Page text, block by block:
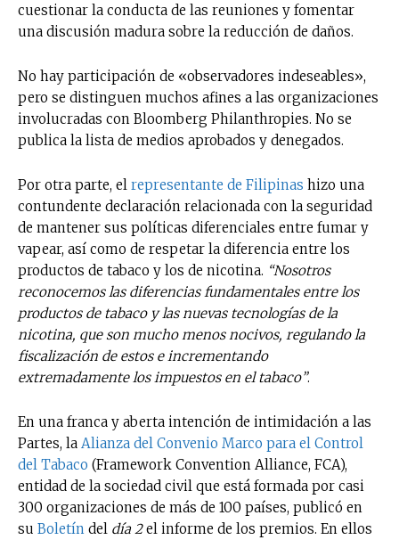
cuestionar la conducta de las reuniones y fomentar
una discusión madura sobre la reducción de daños.
No hay participación de «observadores indeseables»,
pero se distinguen muchos afines a las organizaciones
involucradas con Bloomberg Philanthropies. No se
publica la lista de medios aprobados y denegados.
Por otra parte, el representante de Filipinas hizo una
contundente declaración relacionada con la seguridad
de mantener sus políticas diferenciales entre fumar y
vapear, así como de respetar la diferencia entre los
productos de tabaco y los de nicotina. “Nosotros
reconocemos las diferencias fundamentales entre los
productos de tabaco y las nuevas tecnologías de la
nicotina, que son mucho menos nocivos, regulando la
fiscalización de estos e incrementando
extremadamente los impuestos en el tabaco”.
En una franca y aberta intención de intimidación a las
Partes, la Alianza del Convenio Marco para el Control
del Tabaco (Framework Convention Alliance, FCA),
entidad de la sociedad civil que está formada por casi
300 organizaciones de más de 100 países, publicó en
su Boletín del día 2el informe de los premios. En ellos